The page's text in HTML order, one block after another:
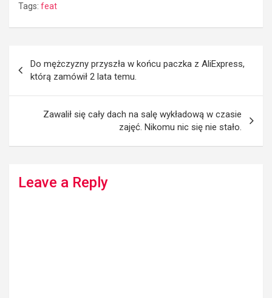
Tags: feat
navigation
Do mężczyzny przyszła w końcu paczka z AliExpress,
którą zamówił 2 lata temu.
Zawalił się cały dach na salę wykładową w czasie
zajęć. Nikomu nic się nie stało.
Leave a Reply